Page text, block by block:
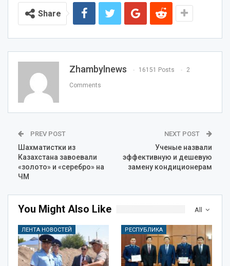
Share
Zhambylnews 16151 Posts 2
Comments
PREV POST
Шахматистки из
Казахстана завоевали
«золото» и «серебро» на
ЧМ
NEXT POST
Ученые назвали
эффективную и дешевую
замену кондиционерам
All
You Might Also Like
ЛЕНТА НОВОСТЕЙ РЕСПУБЛИКА